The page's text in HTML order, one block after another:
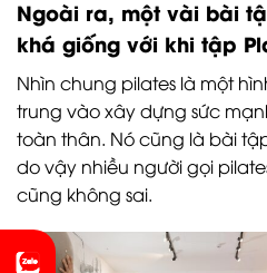
Ngoài ra, một vài bài
khá giống với khi tập
Nhìn chung pilates là một
trung vào xây dựng sức
toàn thân. Nó cũng là bài
do vậy nhiều người gọi
cũng không sai.